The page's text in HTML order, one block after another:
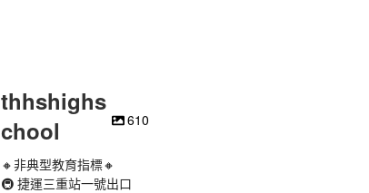
thhshighs
chool
610
🔸非典型教育指標🔸
🚇 捷運三重站一號出口